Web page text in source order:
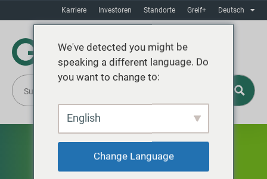
Karriere Investoren Standorte Greif+ Deutsch
We've detected you might be
speaking a different language. Do
you want to change to:
English
Change Language